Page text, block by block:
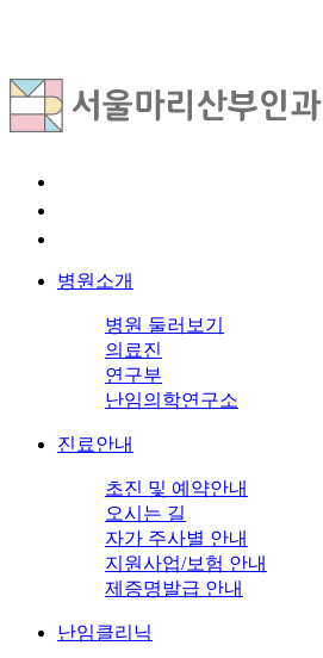
병원소개
병원 둘러보기
의료진
연구부
난임의학연구소
진료안내
초진 및 예약안내
오시는 길
자가 주사별 안내
지원사업/보험 안내
제증명발급 안내
난임클리닉